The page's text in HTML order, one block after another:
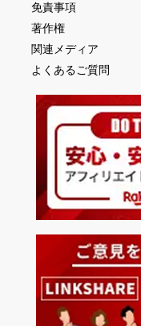
免責事項
著作権
関連メディア
よくあるご質問